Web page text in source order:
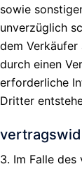
sowie
unverzüglich
dem Verkäufer
durch einen
erforderliche
Dritter
3. Im Falle